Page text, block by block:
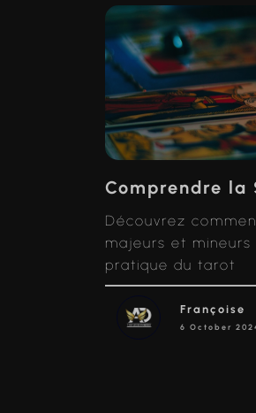
Découvrez
majeurs et
pratique du tarot
Françoise
6 October